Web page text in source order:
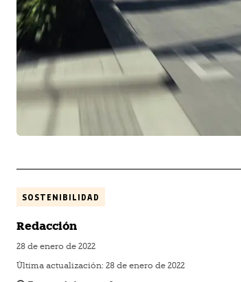
SOSTENIBILIDAD
Redacción
28 de enero de 2022
Última actualización: 28 de enero de 2022